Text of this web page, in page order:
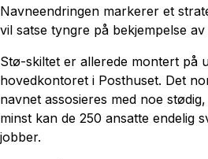
Navneendringen markerer et
vil satse tyngre på bekjempelse
Stø-skiltet er allerede montert på
hovedkontoret i Posthuset. Det
navnet assosieres med noe
minst kan de 250 ansatte endelig
jobber.